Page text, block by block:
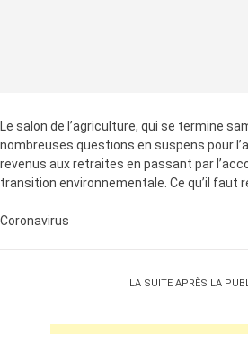
Le salon de l’agriculture, qui se termine
nombreuses questions en suspens pour
revenus aux retraites en passant par
transition environnementale. Ce qu’il faut
Coronavirus
LA SUITE APRÈS LA